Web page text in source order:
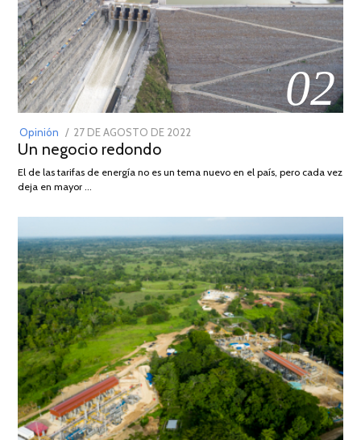
02
Opinión
POSTED
ON
27 DE AGOSTO DE 2022
Un negocio redondo
El de las tarifas de energía no es un tema nuevo en el país, pero cada vez
deja en mayor …